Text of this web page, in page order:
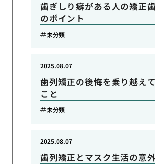
歯ぎしり癖がある人の矯正
のポイント
未分類
歯列矯正の後悔を乗り越え
こと
2025.08.07
未分類
歯列矯正とマスク生活の意
2025.08.07